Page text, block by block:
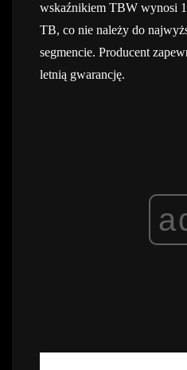
wskaźnikiem TBW wynosi
TB, co nie należy do
segmencie. Producent
letnią gwarancję.